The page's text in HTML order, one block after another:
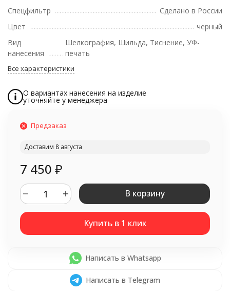
Спецфильтр
Сделано в России
Цвет
черный
Вид
нанесения
Шелкография, Шильда, Тиснение, УФ-
печать
Все характеристики
О вариантах нанесения на изделие
уточняйте у менеджера
Предзаказ
Доставим 8 августа
7 450 ₽
В корзину
Написать в Whatsapp
Написать в Telegram